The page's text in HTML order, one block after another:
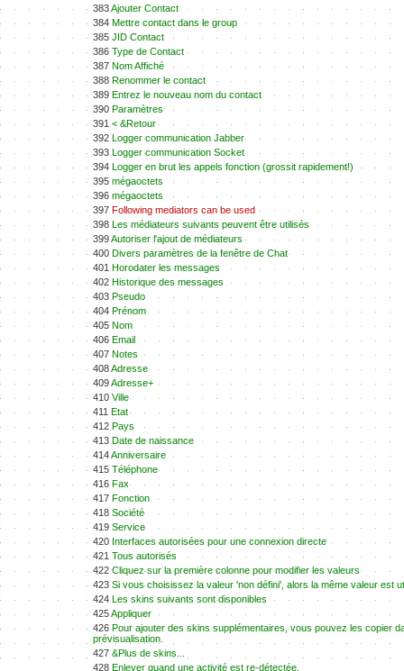
383Ajouter Contact
384 Mettre contact dans le group
385 JID Contact
386 Type de Contact
387 Nom Affiché
388 Renommer le contact
389 Entrez le nouveau nom du contact
390 Paramètres
391 < &Retour
392 Logger communication Jabber
393 Logger communication Socket
394 Logger en brut les appels fonction (grossit rapidement!)
395 mégaoctets
396 mégaoctets
397 Following mediators can be used
398 Les médiateurs suivants peuvent être utilisés
399Autoriser l'ajout de médiateurs
400 Divers paramètres de la fenêtre de Chat
401 Horodater les messages
402 Historique des messages
403 Pseudo
404 Prénom
405 Nom
406 Email
407 Notes
408Adresse
409Adresse+
410 Ville
411 Etat
412 Pays
413 Date de naissance
414Anniversaire
415 Téléphone
416 Fax
417 Fonction
418 Société
419 Service
420 Interfaces autorisées pour une connexion directe
421 Tous autorisés
422 Cliquez sur la première colonne pour modifier les valeurs
423 Si vous choisissez la valeur 'non défini', alors la même valeur est
424 Les skins suivants sont disponibles
425Appliquer
426 Pour ajouter des skins supplémentaires, vous pouvez les copier
prévisualisation.
427 &Plus de skins...
428 Enlever quand une activité est re-détectée.